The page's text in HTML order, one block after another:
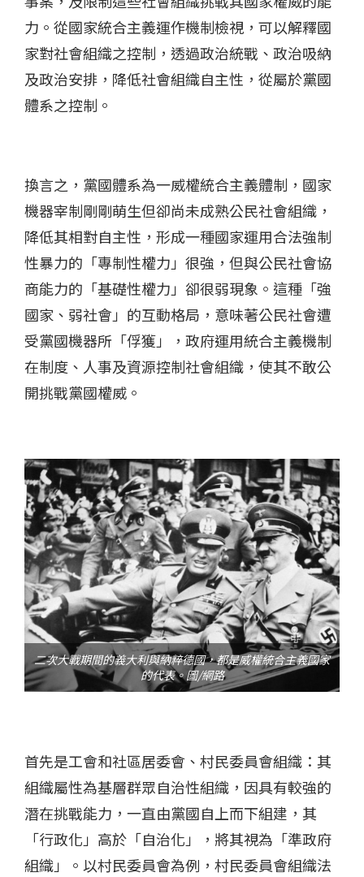
力。從國家統合主義運作機制檢視，可以解釋國
家對社會組織之控制，透過政治統戰、政治吸納
及政治安排，降低社會組織自主性，從屬於黨國
體系之控制。
換言之，黨國體系為一威權統合主義體制，國家
機器宰制剛剛萌生但卻尚未成熟公民社會組織，
降低其相對自主性，形成一種國家運用合法強制
性暴力的「專制性權力」很強，但與公民社會協
商能力的「基礎性權力」卻很弱現象。這種「強
國家、弱社會」的互動格局，意味著公民社會遭
受黨國機器所「俘獲」，政府運用統合主義機制
在制度、人事及資源控制社會組織，使其不敢公
開挑戰黨國權威。
二次大戰期間的義大利與納粹德國，都是威權統合主義國家
的代表。圖/網路
首先是工會和社區居委會、村民委員會組織：其
組織屬性為基層群眾自治性組織，因具有較強的
潛在挑戰能力，一直由黨國自上而下組建，其
「行政化」高於「自治化」，將其視為「準政府
組織」。以村民委員會為例，村民委員會組織法